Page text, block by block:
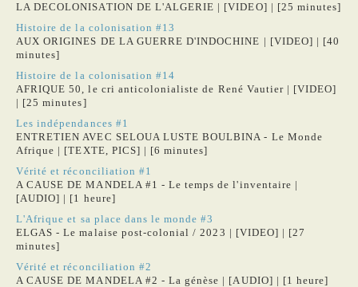
LA DECOLONISATION DE L'ALGERIE | [VIDEO] | [25 minutes]
Histoire de la colonisation #13
AUX ORIGINES DE LA GUERRE D'INDOCHINE | [VIDEO] | [40
minutes]
Histoire de la colonisation #14
AFRIQUE 50, le cri anticolonialiste de René Vautier | [VIDEO]
| [25 minutes]
Les indépendances #1
ENTRETIEN AVEC SELOUA LUSTE BOULBINA - Le Monde
Afrique | [TEXTE, PICS] | [6 minutes]
Vérité et réconciliation #1
A CAUSE DE MANDELA #1 - Le temps de l'inventaire |
[AUDIO] | [1 heure]
L'Afrique et sa place dans le monde #3
ELGAS - Le malaise post-colonial / 2023 | [VIDEO] | [27
minutes]
Vérité et réconciliation #2
A CAUSE DE MANDELA #2 - La génèse | [AUDIO] | [1 heure]